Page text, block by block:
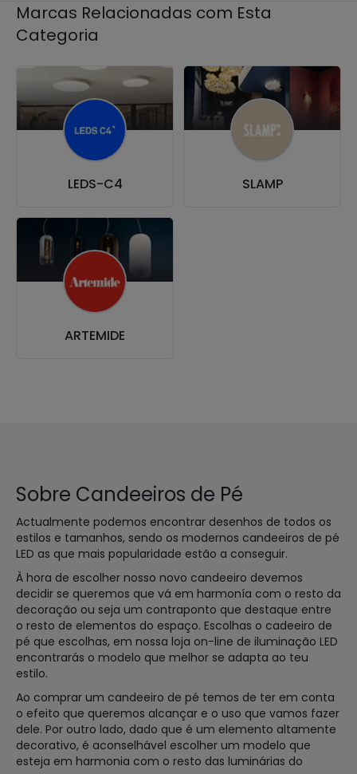
Marcas Relacionadas com Esta
Categoria
LEDS-C4 SLAMP
ARTEMIDE
Sobre Candeeiros de Pé
Actualmente podemos encontrar desenhos de todos os
estilos e tamanhos, sendo os modernos candeeiros de pé
LED as que mais popularidade estão a conseguir.
À hora de escolher nosso novo candeeiro devemos
decidir se queremos que vá em harmonía com o resto da
decoração ou seja um contraponto que destaque entre
o resto de elementos do espaço. Escolhas o cadeeiro de
pé que escolhas, em nossa loja on-line de iluminação LED
encontrarás o modelo que melhor se adapta ao teu
estilo.
Ao comprar um candeeiro de pé temos de ter em conta
o efeito que queremos alcançar e o uso que vamos fazer
dele. Por outro lado, dado que é um elemento altamente
decorativo, é aconselhável escolher um modelo que
esteja em harmonia com o resto das luminárias do